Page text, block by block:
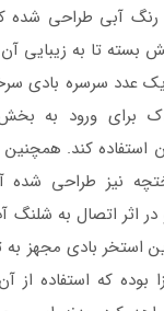
رنگ آبی طراحی
تا به زیبایی آن
عدد سرسره بادی
برای ورود به
استفاده کند. همچنین
نیز طراحی
اثر اتصال به شلنگ
استخر بادی مجهز
بوده که استفاده از